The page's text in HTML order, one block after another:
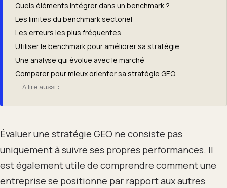
Quels éléments intégrer dans un benchmark ?
Les limites du benchmark sectoriel
Les erreurs les plus fréquentes
Utiliser le benchmark pour améliorer sa stratégie
Une analyse qui évolue avec le marché
Comparer pour mieux orienter sa stratégie GEO
À lire aussi :
Évaluer une stratégie GEO ne consiste pas
uniquement à suivre ses propres performances. Il
est également utile de comprendre comment une
entreprise se positionne par rapport aux autres